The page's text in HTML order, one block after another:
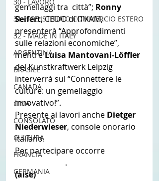
31 - ICE ISTITUTO COMMERCIO ESTERO
32 - MADE IN ITALY
ARGENTINA
BRASILE
CANADA
CINA
CONSOLATO
CULTURA
FRANCIA
GERMANIA
gemellaggi tra  città”; Ronny
Seifert, CBDO di ITKAM,
presenterà “Approfondimenti
sulle relazioni economiche”,
mentre Luisa Mantovani-Löffler
del Kunstkraftwerk Leipzig
interverrà sul “Connettere le
culture: un gemellaggio
innovativo!”.
Presente ai lavori anche Dietger
Niederwieser, console onorario
italiano.
Per partecipare occorre
.
(aise)